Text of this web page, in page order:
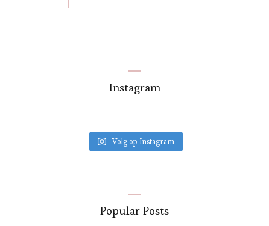
Instagram
Volg op Instagram
Popular Posts